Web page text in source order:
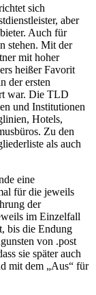
sich
aber
Auch für
stehen. Mit der
mit hoher
heißer Favorit
der ersten
war. Die TLD
und Institutionen
Hotels,
Zu den
als auch
eine
für die jeweils
der
im Einzelfall
bis die Endung
von .post
sie später auch
mit dem „Aus“ für